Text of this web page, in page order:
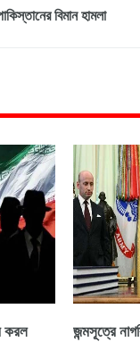
বিমান হামলা
করল
জন্মসূত্রে